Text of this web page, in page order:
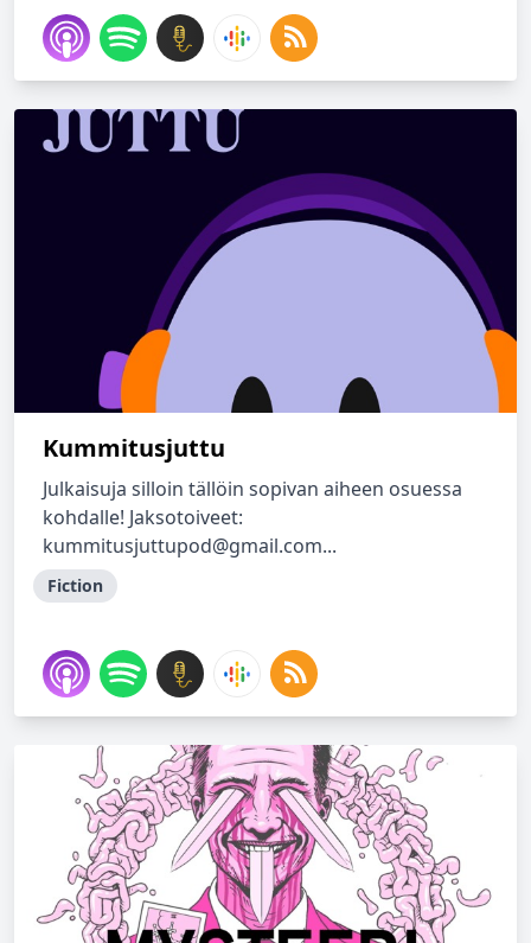
Kummitusjuttu
Julkaisuja silloin tällöin sopivan aiheen osuessa
kohdalle! Jaksotoiveet:
kummitusjuttupod@gmail.com...
Fiction